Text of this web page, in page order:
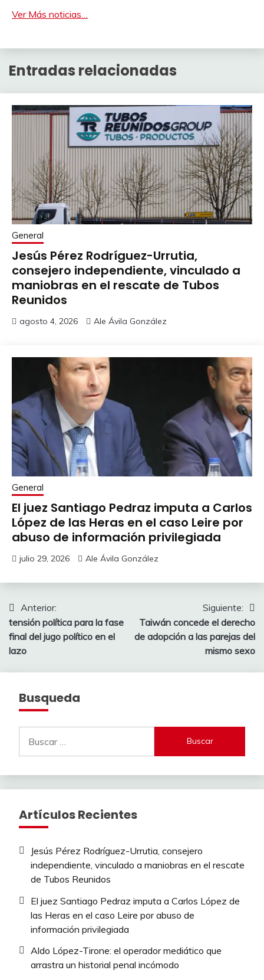
Ver Más noticias…
Entradas relacionadas
General
Jesús Pérez Rodríguez-Urrutia,
consejero independiente, vinculado a
maniobras en el rescate de Tubos
Reunidos
agosto 4, 2026 Ale Ávila González
General
El juez Santiago Pedraz imputa a Carlos
López de las Heras en el caso Leire por
abuso de información privilegiada
julio 29, 2026 Ale Ávila González
Navegación
de
entradas
Anterior:
tensión política para la fase
final del jugo político en el
lazo
Siguiente:
Taiwán concede el derecho
de adopción a las parejas del
mismo sexo
Busqueda
Artículos Recientes
Jesús Pérez Rodríguez-Urrutia, consejero
independiente, vinculado a maniobras en el rescate
de Tubos Reunidos
El juez Santiago Pedraz imputa a Carlos López de
las Heras en el caso Leire por abuso de
información privilegiada
Aldo López-Tirone: el operador mediático que
arrastra un historial penal incómodo